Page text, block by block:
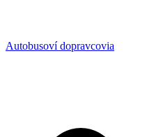
Autobusoví dopravcovia